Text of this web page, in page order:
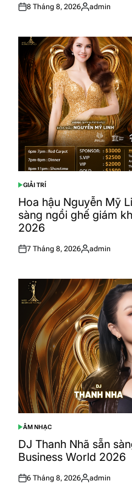
Posted
8 Tháng 8, 2026
Posted
admin
POSTED
IN
GIẢI TRÍ
Hoa hậu Nguyễn Mỹ
sàng ngồi ghế giám
2026
Posted
7 Tháng 8, 2026
Posted
admin
POSTED
IN
ÂM NHẠC
DJ Thanh Nhã sẵn
Business World 2026
Posted
6 Tháng 8, 2026
Posted
admin